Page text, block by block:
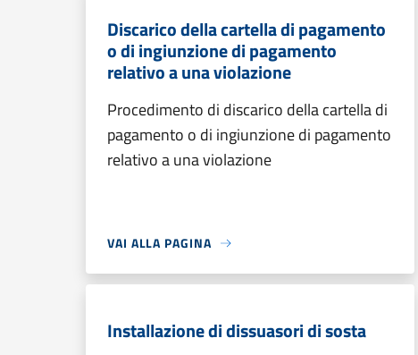
Discarico della cartella di pagamento
o di ingiunzione di pagamento
relativo a una violazione
Procedimento di discarico della cartella di
pagamento o di ingiunzione di pagamento
relativo a una violazione
VAI ALLA PAGINA
Installazione di dissuasori di sosta